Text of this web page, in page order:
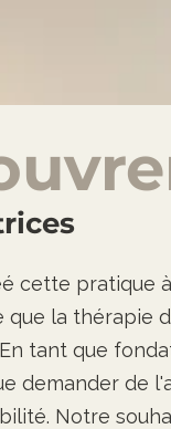
cette pratique
que la thérapie
En tant que
demander de
Notre